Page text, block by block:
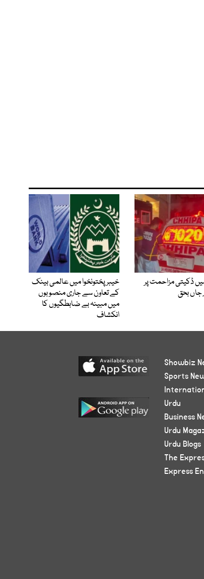
ڈکیتی مزاحمت پر
جاں بحق
خیبرپختونخوا میں عالمی بینک
کے تعاون سے جاری منصوبوں
میں مبینہ بے ضابطگیوں کا
انکشاف
Showbiz
Sports
Urdu
Business
Urdu
Urdu Blogs
The
Express